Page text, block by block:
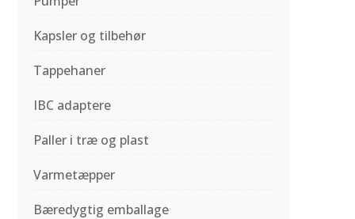
Kapsler og tilbehør
Tappehaner
IBC adaptere
Paller i træ og plast
Varmetæpper
Bæredygtig emballage